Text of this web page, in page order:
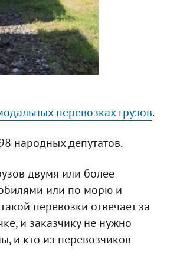
перевозках грузов.
народных депутатов.
двумя или более
или по морю и
перевозки отвечает за
и заказчику не нужно
и кто из перевозчиков